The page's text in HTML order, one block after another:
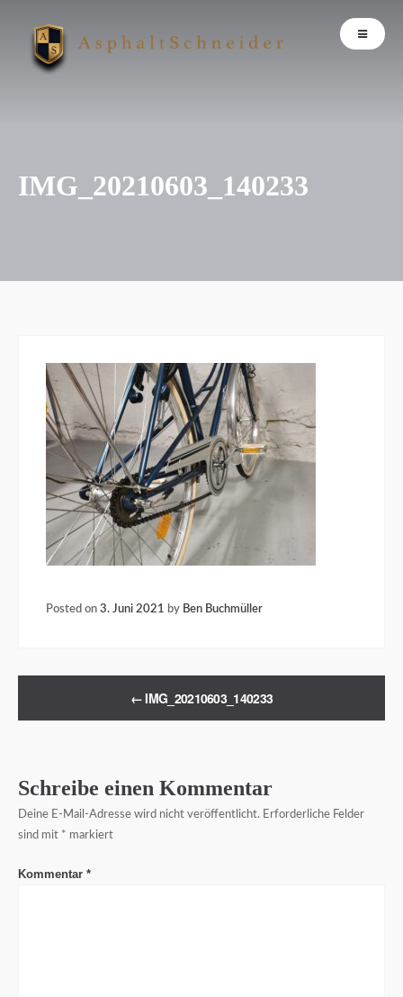
IMG_20210603_140233
Posted on 3. Juni 2021 by Ben Buchmüller
← IMG_20210603_140233
Schreibe einen Kommentar
Deine E-Mail-Adresse wird nicht veröffentlicht. Erforderliche Felder
sind mit * markiert
Kommentar *